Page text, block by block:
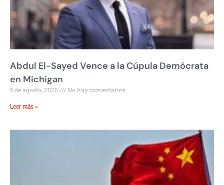
Abdul El-Sayed Vence a la Cúpula Demócrata
en Michigan
5 de agosto, 2026 No hay comentarios
Leer más »